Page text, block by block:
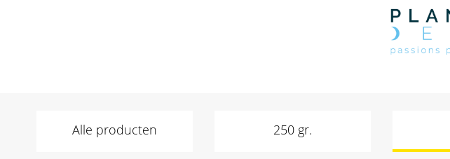
Alle producten 250 gr.